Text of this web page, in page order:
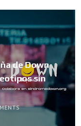
de Down
sin